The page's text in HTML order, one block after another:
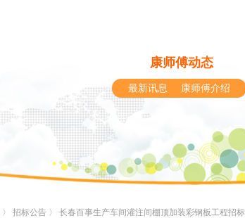
康师傅动态
最新讯息 康师傅介绍
〉 招标公告 〉 长春百事生产车间灌注间棚顶加装彩钢板工程招标